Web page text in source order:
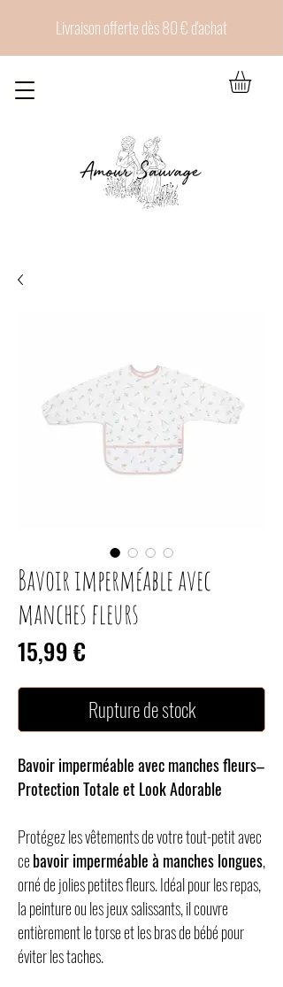
Livraison offerte dès 80 € d'achat
Bavoir imperméable avec
manches fleurs
15,99 €
Rupture de stock
Bavoir imperméable avec manches fleurs–
Protection Totale et Look Adorable
Protégez les vêtements de votre tout-petit avec
cebavoir imperméable à manches longues,
orné de jolies petites fleurs. Idéal pour les repas,
la peinture ou les jeux salissants, il couvre
entièrement le torse et les bras de bébé pour
éviter les taches.